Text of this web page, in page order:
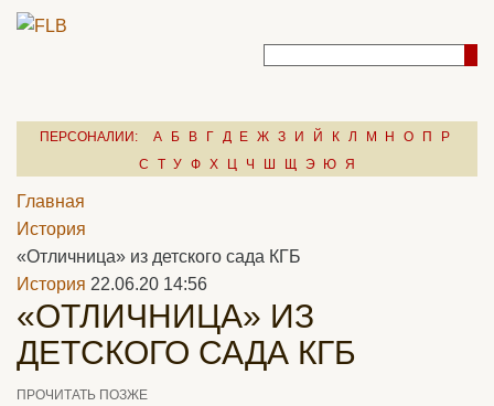
ПЕРСОНАЛИИ: А Б В Г Д Е Ж З И Й К Л М Н О П
Р
С
Т У Ф Х Ц Ч Ш Щ Э Ю Я
Главная
История
«Отличница» из детского сада КГБ
История 22.06.20 14:56
«ОТЛИЧНИЦА» ИЗ
ДЕТСКОГО САДА КГБ
ПРОЧИТАТЬ ПОЗЖЕ